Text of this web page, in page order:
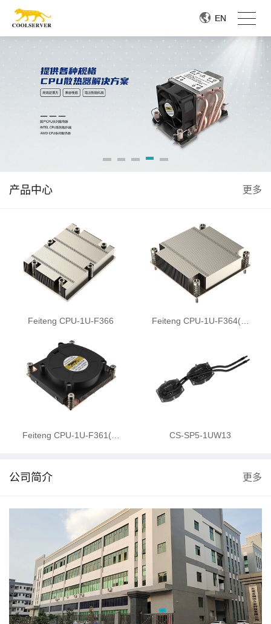
EN
EN
产品中心 更多
Feiteng CPU-1U-F366 Feiteng CPU-1U-F364(…
Feiteng CPU-1U-F361(… CS-SP5-1UW13
公司简介 更多